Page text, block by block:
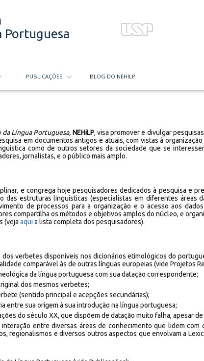
Portuguesa
PUBLICAÇÕES BLOG DO NEHILP
Língua Portuguesa, NEHiLP, visa promover e divulgar
em documentos antigos e atuais, com vistas à
como de outros setores da sociedade que se
jornalistas, e o público mais amplo.
e congrega hoje pesquisadores dedicados à pesquisa e
das estruturas linguísticas (especialistas em diferentes áreas
de processos para a organização e o acesso aos
compartilha os métodos e objetivos amplos do núcleo, e
(vejaaqui a lista completa dos pesquisadores).
dos verbetes disponíveis nos dicionários etimológicos do
comparável às de outras línguas europeias (vide Projetos
da língua portuguesa com sua datação correspondente;
dos mesmos verbetes;
(sentido principal e acepções secundárias);
entre sua origem à sua introdução na língua portuguesa;
do século XX, que dispõem de datação muito falha, apesar
entre diversas áreas de conhecimento que lidem com
regionalismos e diversos outros aspectos que envolvam a